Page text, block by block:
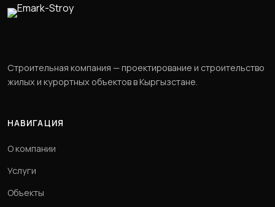
Строительная компания — проектирование и строительство
жилых и курортных объектов в Кыргызстане.
НАВИГАЦИЯ
О компании
Услуги
Объекты